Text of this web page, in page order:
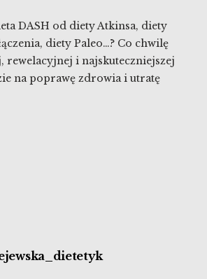
DASH od diety Atkinsa, diety
diety Paleo…? Co chwilę
rewelacyjnej i najskuteczniejszej
na poprawę zdrowia i utratę
samopoczucie czy też efekt